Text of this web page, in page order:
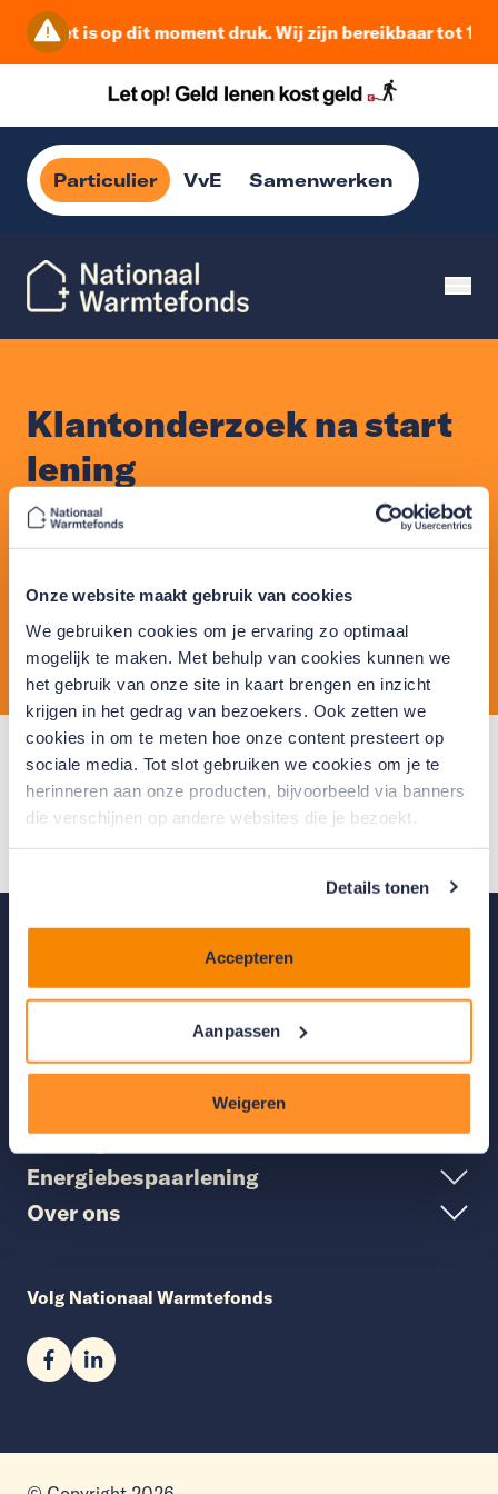
Onze website maakt gebruik van cookies
We gebruiken cookies om je ervaring zo optimaal
mogelijk te maken. Met behulp van cookies kunnen we
het gebruik van onze site in kaart brengen en inzicht
krijgen in het gedrag van bezoekers. Ook zetten we
cookies in om te meten hoe onze content presteert op
sociale media. Tot slot gebruiken we cookies om je te
herinneren aan onze producten, bijvoorbeeld via banners
die verschijnen op andere websites die je bezoekt.
Details tonen
Accepteren
Aanpassen
Weigeren
Het is op dit moment druk. Wij zijn bereikbaar tot
Particulier VvE Samenwerken
Klantonderzoek na start
lening
Fijn dat je met ons wil delen hoe je ervaring met het
het scherm verschijnt een popup met de vraag in
vrienden of bekenden.
Zie je geen popup verschijnen? Dan heb je wellicht
cookies niet geaccepteerd op deze website. Open
deze pagina opnieuw in een incognitovenster en
accepteer eerst de cookies via de melding die dan
Terug naar
Zelf regelen
Energiebespaarlening
Over ons
Volg Nationaal Warmtefonds